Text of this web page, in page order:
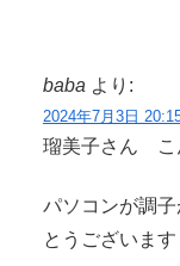
baba より:
2024年7月3日
瑠美子さん こ
パソコンが調
とうございます